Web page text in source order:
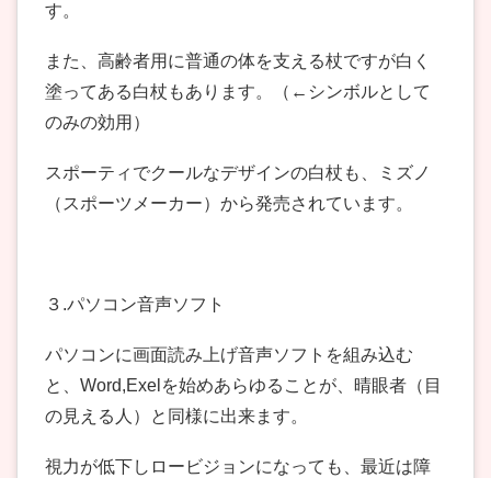
す。
また、高齢者用に普通の体を支える杖ですが白く
塗ってある白杖もあります。（←シンボルとして
のみの効用）
スポーティでクールなデザインの白杖も、ミズノ
（スポーツメーカー）から発売されています。
３.パソコン音声ソフト
パソコンに画面読み上げ音声ソフトを組み込む
と、Word,Exelを始めあらゆることが、晴眼者（目
の見える人）と同様に出来ます。
視力が低下しロービジョンになっても、最近は障